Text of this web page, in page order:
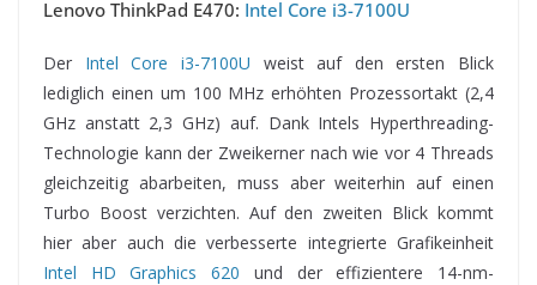
Lenovo ThinkPad E470: Intel Core i3-7100U
Der Intel Core i3-7100U weist auf den ersten Blick
lediglich einen um 100 MHz erhöhten Prozessortakt (2,4
GHz anstatt 2,3 GHz) auf. Dank Intels Hyperthreading-
Technologie kann der Zweikerner nach wie vor 4 Threads
gleichzeitig abarbeiten, muss aber weiterhin auf einen
Turbo Boost verzichten. Auf den zweiten Blick kommt
hier aber auch die verbesserte integrierte Grafikeinheit
Intel HD Graphics 620 und der effizientere 14-nm-